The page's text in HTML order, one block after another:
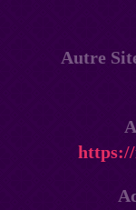
Autre